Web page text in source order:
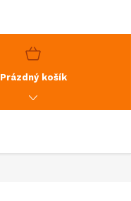
NÁKUPNÍ
Prázdný košík